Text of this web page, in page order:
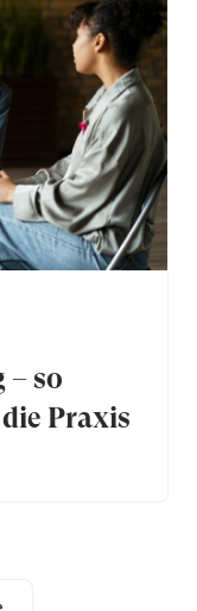
so
Praxis